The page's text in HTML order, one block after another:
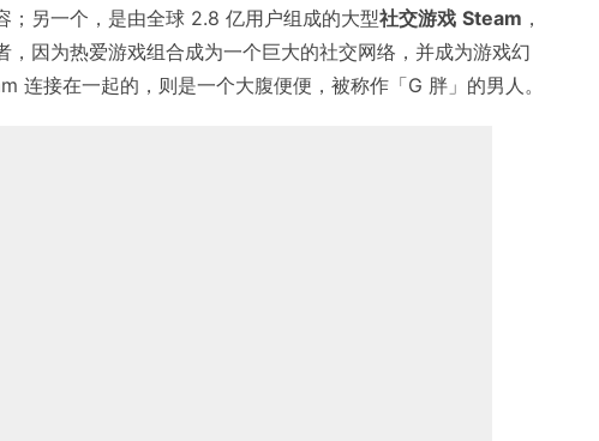
；另一个，是由全球 2.8 亿用户组成的大型社交游戏 Steam ，
，因为热爱游戏组合成为一个巨大的社交网络，并成为游戏幻
连接在一起的，则是一个大腹便便，被称作「G 胖」的男人。